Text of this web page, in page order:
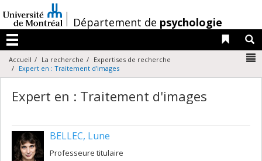
au
contenu
/Département de psychologie
Menu
Liens
Accueil La recherche
Expertises de recherche
Expert en : Traitement d'images
Expert en : Traitement d'images
BELLEC, Lune
Professeure titulaire